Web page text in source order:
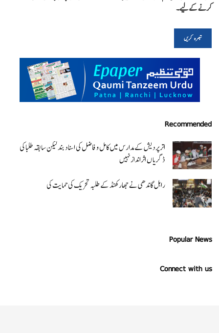
کرنے کےلیے۔
Recommended
اتر پردیش کےمدارس میں کامل و فاضل کی اسناد بند لیکن سابقہ طلبا کی
ڈگریا ں اثرانداز نہیں
راہل گاندھی نے جھارکھنڈ کے طلبہ تحریک کی حمایت کی
Popular News
Connect with us